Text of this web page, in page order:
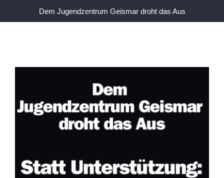
Dem Jugendzentrum Geismar droht das Aus